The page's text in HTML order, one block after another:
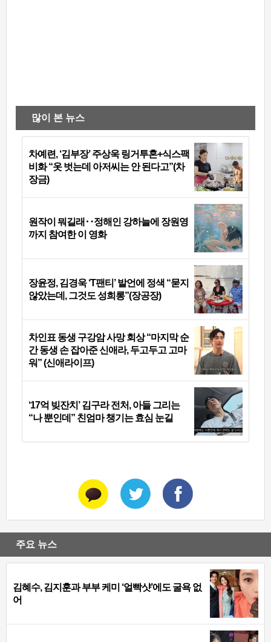
많이 본 뉴스
차예련, ‘김부장’ 주상욱 링거투혼+식스팩
비화 “옷 벗는데 아저씨는 안 된다고”(차
장금)
원작이 뭐길래‥정해인 강하늘에 장원영
까지 참여한 이 영화
장윤정, 김경욱 ‘T팬티’ 발언에 정색 “묻지
않았는데, 그것도 성희롱”(장공장)
차인표 동생 구강암 사망 회상 “마지막 순
간 동생 손 잡아준 신애라, 두고두고 고마
워” (신애라이프)
‘17억 빚잔치’ 김구라 전처, 아들 그리는
“나 뿐인데” 친엄마 챙기는 효심 눈길
주요 뉴스
김혜수, 김지훈과 부부 케미 ‘얼빡샷’에도 굴욕 없
어